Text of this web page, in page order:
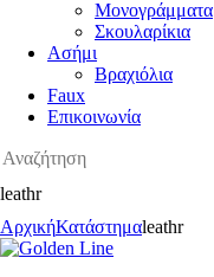
Μονογράμματα
Σκουλαρίκια
Ασήμι
Βραχιόλια
Faux
Επικοινωνία
leathr
ΑρχικήΚατάστημαleathr